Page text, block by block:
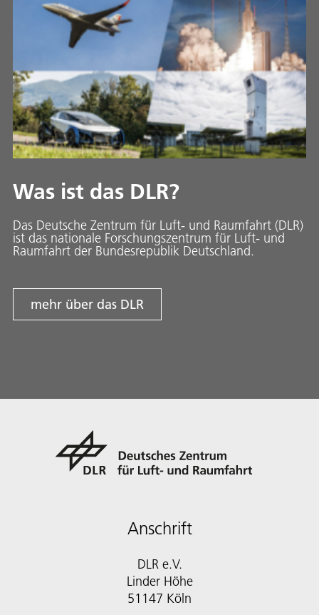
Was ist das DLR?
Das Deutsche Zentrum für Luft- und Raumfahrt (DLR)
ist das nationale Forschungszentrum für Luft- und
Raumfahrt der Bundesrepublik Deutschland.
mehr über das DLR
Anschrift
DLR e.V.
Linder Höhe
51147 Köln